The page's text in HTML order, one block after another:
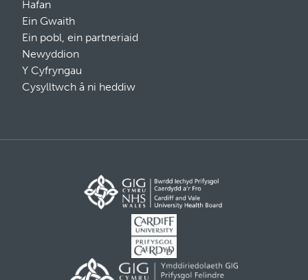
Hafan
Ein Gwaith
Ein pobl, ein partneriaid
Newyddion
Y Cyfryngau
Cysylltwch â ni heddiw